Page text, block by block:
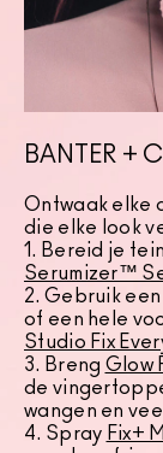
BANTER +
Ontwaak elke
die elke look
1. Bereid je
Serumizer™
2. Gebruik
of een hele
Studio Fix
3. Breng Glow
de
wangen en
4. Spray Fix+